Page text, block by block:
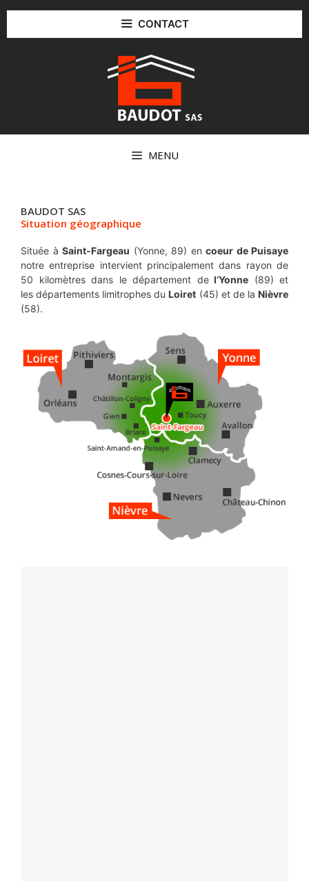
contenu
CONTACT
MENU
BAUDOT SAS
Situation géographique
Située à Saint-Fargeau (Yonne, 89) en coeur de Puisaye
notre entreprise intervient principalement dans rayon de
50 kilomètres dans le département del’Yonne (89) et
les départements limitrophes duLoiret (45) et de laNièvre
(58).